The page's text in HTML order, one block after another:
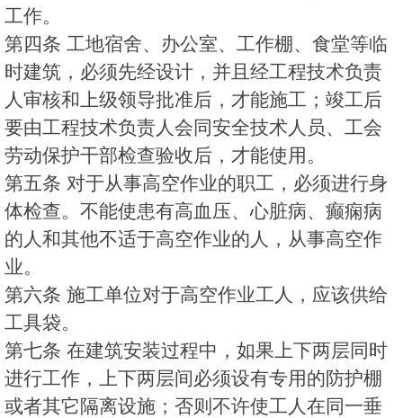
工作。
第四条 工地宿舍、办公室、工作棚、食堂等临
时建筑，必须先经设计，并且经工程技术负责
人审核和上级领导批准后，才能施工；竣工后
要由工程技术负责人会同安全技术人员、工会
劳动保护干部检查验收后，才能使用。
第五条 对于从事高空作业的职工，必须进行身
体检查。不能使患有高血压、心脏病、癫痫病
的人和其他不适于高空作业的人，从事高空作
业。
第六条 施工单位对于高空作业工人，应该供给
工具袋。
第七条 在建筑安装过程中，如果上下两层同时
进行工作，上下两层间必须设有专用的防护棚
或者其它隔离设施；否则不许使工人在同一垂